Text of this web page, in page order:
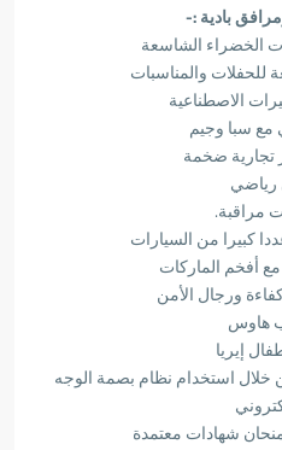
بادية :-
الخضراء الشاسعة
والمناسبات
الاصطناعية
سبا وجيم
تجارية ضخمة
رياضي
مراقبة.
كبيرا من السيارات
أفخم الماركات
ورجال الأمن
هاوس
إيريا
خلال استخدام نظام بصمة الوجه
شهادات معتمدة